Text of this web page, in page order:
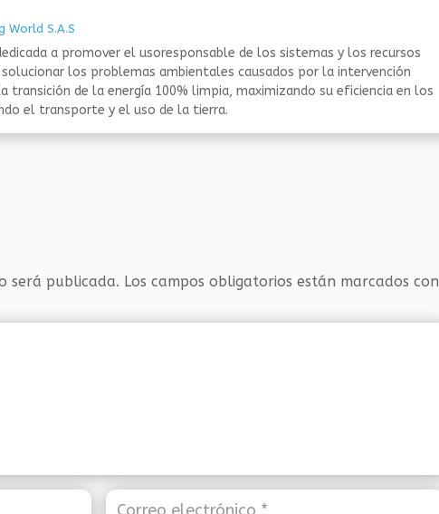
World S.A.S
a promover el usoresponsable de los sistemas y los recursos
los problemas ambientales causados por la intervención
transición de la energía 100% limpia, maximizando su eficiencia en los
el transporte y el uso de la tierra.
será publicada. Los campos obligatorios están marcados con